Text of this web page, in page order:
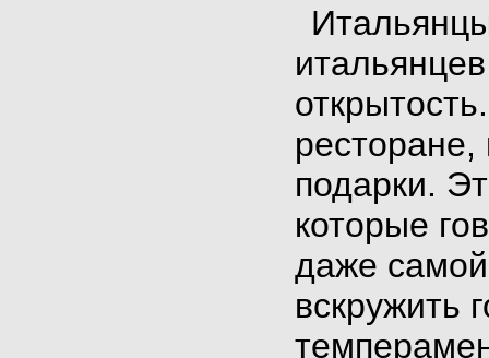
подарки.
которые
даже
вскружить